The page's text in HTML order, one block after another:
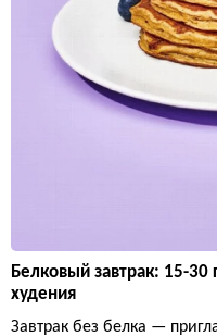
Белковый завтрак: 15-
худения
Завтрак без белка —